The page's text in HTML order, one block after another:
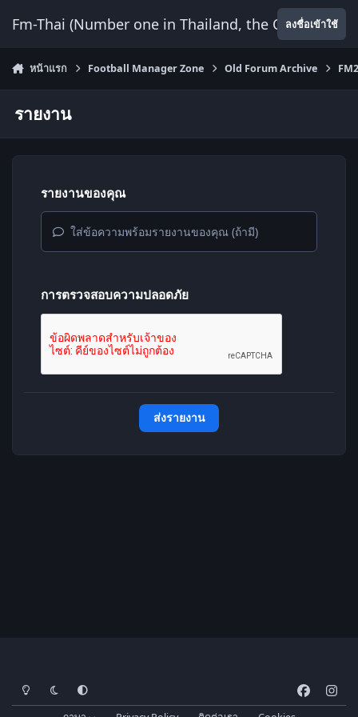
Fm-Thai (Number one in Thailand, the Onlyลงชื่อเข้าใช้
หน้าแรก Football Manager Zone Old Forum Archive
รายงาน
รายงานของคุณ
ใส่ข้อความพร้อมรายงานของคุณ (ถ้ามี)
การตรวจสอบความปลอดภัย
ส่งรายงาน
โหมดสว่างโหมดมืด การตั้งค่าระบบ
a
n